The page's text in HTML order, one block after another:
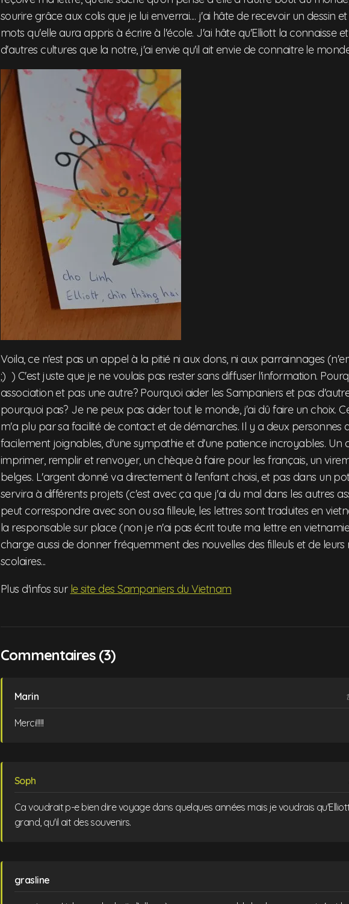
sourire grâce aux colis que je lui enverrai.... j'ai hâte de recevoir un dessin
mots qu'elle aura appris à écrire à l'école. J'ai hâte qu'Elliott la connaisse et
d'autres cultures que la notre, j'ai envie qu'il ait envie de connaitre le
Voila, ce n'est pas un appel à la pitié ni aux dons, ni aux parrainnages
;) ) C'est juste que je ne voulais pas rester sans diffuser l'information.
association et pas une autre? Pourquoi aider les Sampaniers et pas
pourquoi pas? Je ne peux pas aider tout le monde, j'ai dû faire un choix.
m'a plu par sa facilité de contact et de démarches. Il y a deux personnes
facilement joignables, d'une sympathie et d'une patience incroyables. Un
imprimer, remplir et renvoyer, un chèque à faire pour les français, un
belges. L'argent donné va directement à l'enfant choisi, et pas dans un
servira à différents projets (c'est avec ça que j'ai du mal dans les autres
peut correspondre avec son ou sa filleule, les lettres sont traduites en
la responsable sur place (non je n'ai pas écrit toute ma lettre en
charge aussi de donner fréquemment des nouvelles des filleuls et de leurs
scolaires...
Plus d'infos sur le site des Sampaniers du Vietnam
Commentaires (3)
Marin
Merci!!!!!
Soph
Ca voudrait p-e bien dire voyage dans quelques années mais je voudrais
grand, qu'il ait des souvenirs.
grasline